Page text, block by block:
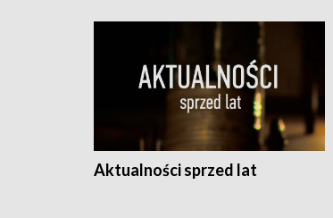
Aktualności sprzed lat